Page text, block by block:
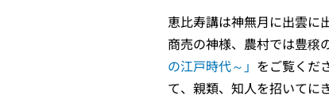
恵比寿講は神無月に出雲に
商売の神様、農村では豊穣
の江戸時代～」 をご覧くだ
て、親類、知人を招いてに